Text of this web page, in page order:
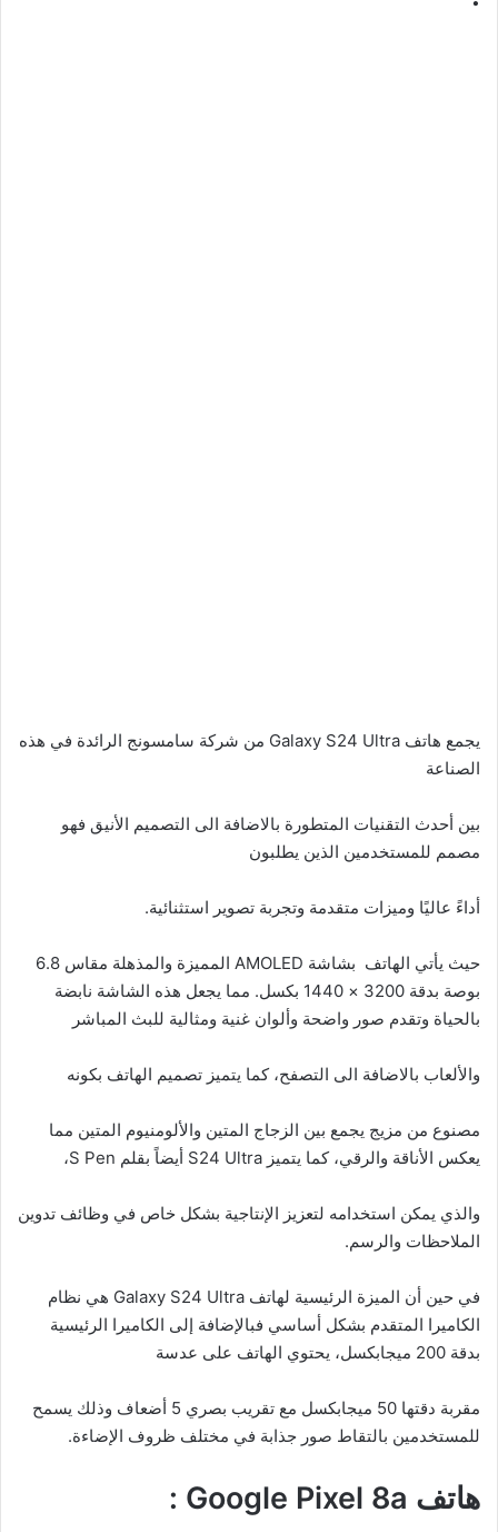
يجمع هاتف Galaxy S24 Ultra من شركة سامسونج الرائدة في هذه
الصناعة
بين أحدث التقنيات المتطورة بالاضافة الى التصميم الأنيق فهو
مصمم للمستخدمين الذين يطلبون
أداءً عاليًا وميزات متقدمة وتجربة تصوير استثنائية.
حيث يأتي الهاتف بشاشة AMOLED المميزة والمذهلة مقاس 6.8
بوصة بدقة 3200 × 1440 بكسل. مما يجعل هذه الشاشة نابضة
بالحياة وتقدم صور واضحة وألوان غنية ومثالية للبث المباشر
والألعاب بالاضافة الى التصفح، كما يتميز تصميم الهاتف بكونه
مصنوع من مزيج يجمع بين الزجاج المتين والألومنيوم المتين مما
يعكس الأناقة والرقي، كما يتميز S24 Ultra أيضاً بقلم S Pen،
والذي يمكن استخدامه لتعزيز الإنتاجية بشكل خاص في وظائف تدوين
الملاحظات والرسم.
في حين أن الميزة الرئيسية لهاتف Galaxy S24 Ultra هي نظام
الكاميرا المتقدم بشكل أساسي فبالإضافة إلى الكاميرا الرئيسية
بدقة 200 ميجابكسل، يحتوي الهاتف على عدسة
مقربة دقتها 50 ميجابكسل مع تقريب بصري 5 أضعاف وذلك يسمح
للمستخدمين بالتقاط صور جذابة في مختلف ظروف الإضاءة.
هاتف Google Pixel 8a :